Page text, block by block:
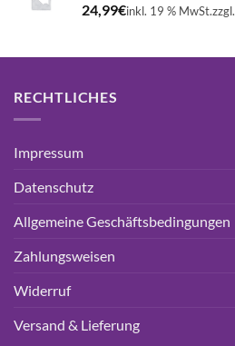
24,99€inkl. 19 % MwSt.zzgl.
RECHTLICHES
Impressum
Datenschutz
Allgemeine Geschäftsbedingungen
Zahlungsweisen
Widerruf
Versand & Lieferung